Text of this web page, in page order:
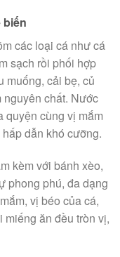
biến
các loại cá như cá
sạch rồi phối hợp
muống, cải bẹ, củ
nguyên chất. Nước
quyện cùng vị mắm
dẫn khó cưỡng.
kèm với bánh xèo,
phong phú, đa dạng
vị béo của cá,
ăn đều tròn vị,